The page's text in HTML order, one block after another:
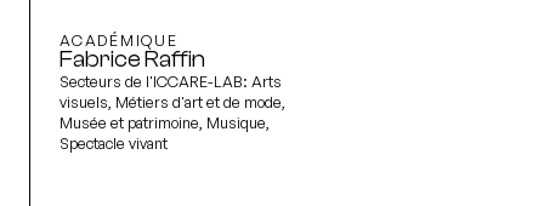
ACADÉMIQUE
Fabrice Raffin
Secteurs de l'ICCARE-LAB: Arts
visuels, Métiers d'art et de mode,
Musée et patrimoine, Musique,
Spectacle vivant